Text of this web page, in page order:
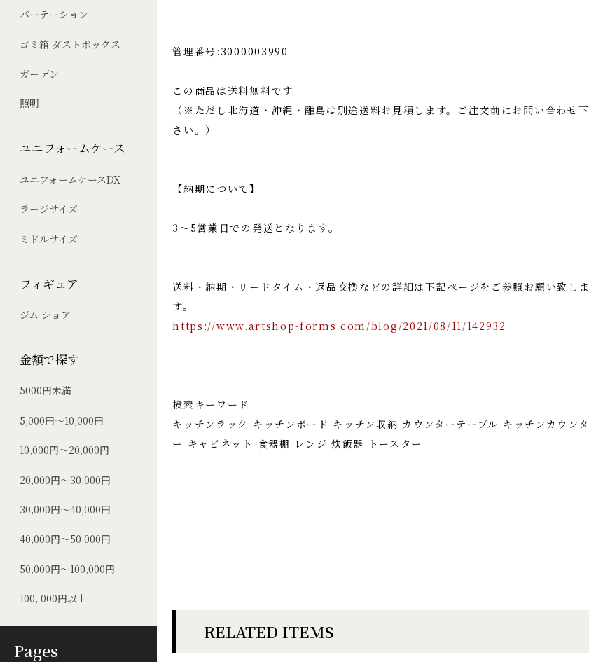
Pages
パーテーション
ゴミ箱 ダストボックス
ガーデン
照明
ユニフォームケース
ユニフォームケースDX
ラージサイズ
ミドルサイズ
フィギュア
ジム ショア
金額で探す
5000円未満
5,000円～10,000円
10,000円～20,000円
20,000円～30,000円
30,000円～40,000円
40,000円～50,000円
50,000円～100,000円
100, 000円以上
管理番号:3000003990
この商品は送料無料です
（※ただし北海道・沖縄・離島は別途送料お見積します。ご注文前にお問い合わせ下
さい。）
【納期について】
3～5営業日での発送となります。
送料・納期・リードタイム・返品交換などの詳細は下記ページをご参照お願い致しま
す。
https://www.artshop-forms.com/blog/2021/08/11/142932
検索キーワード
キッチンラック キッチンボード キッチン収納 カウンターテーブル キッチンカウンタ
ー キャビネット 食器棚 レンジ 炊飯器 トースター
RELATED ITEMS